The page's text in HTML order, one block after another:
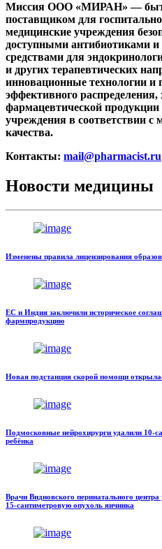
Миссия ООО «МИРАН» —
поставщиком для
медицинские учреждения
доступными антибиотиками
средствами для
и других терапевтических
инновационные технологии и
эффективного
фармацевтической
учреждения в соответствии
качества.
Контакты: mail@pharmacist.ru
Новости медицины
Изменены правила лицензирования
ЕС и Индия заключили историческое
фармпродукцию
Новая подстанция скорой помощи
Подмосковные нейрохирурги удалили 10-
ребёнка
Врачи Видновского перинатального
15-сантиметровую опухоль яичника